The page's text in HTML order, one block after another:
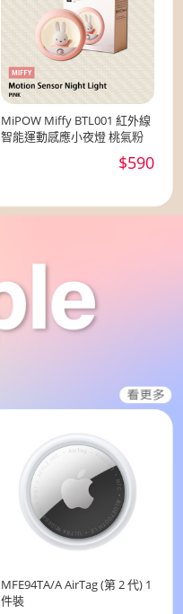
MiPOW Miffy BTL001 紅外線
智能運動感應小夜燈 桃氣粉
$590
MFE94TA/A AirTag (第 2 代) 1
件裝